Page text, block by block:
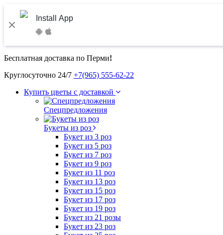
Install App
Бесплатная доставка по Перми!
Круглосуточно 24/7 +7(965) 555-62-22
Купить цветы с доставкой
Спецпредложения
Букеты из роз
Букет из 3 роз
Букет из 5 роз
Букет из 7 роз
Букет из 9 роз
Букет из 11 роз
Букет из 13 роз
Букет из 15 роз
Букет из 17 роз
Букет из 19 роз
Букет из 21 розы
Букет из 23 роз